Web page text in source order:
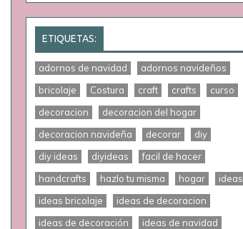
ETIQUETAS:
adornos de navidad
adornos navideños
bricolaje
Costura craft crafts
curso
decoracion
decoracion del hogar
decoracion navideña
decorar
diy
diy ideas
diyideas
facil de hacer
handcrafts
hazlo tu misma hogar
ideas
ideas bricolaje
ideas de decoracion
ideas de decoración
ideas de navidad